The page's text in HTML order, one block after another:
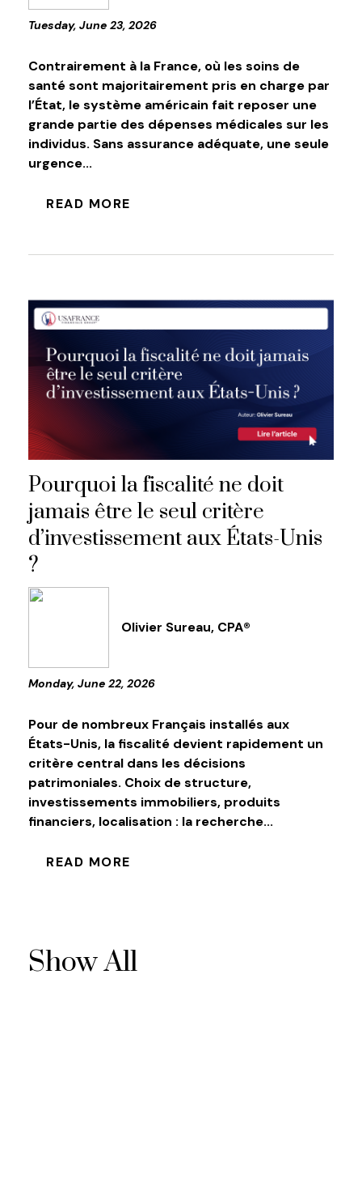
Tuesday, June 23, 2026
Contrairement à la France, où les soins de
santé sont majoritairement pris en charge par
l’État, le système américain fait reposer une
grande partie des dépenses médicales sur les
individus. Sans assurance adéquate, une seule
urgence...
READ MORE
Pourquoi la fiscalité ne doit
jamais être le seul critère
d’investissement aux États-Unis
?
Olivier Sureau, CPA®
Monday, June 22, 2026
Pour de nombreux Français installés aux
États-Unis, la fiscalité devient rapidement un
critère central dans les décisions
patrimoniales. Choix de structure,
investissements immobiliers, produits
financiers, localisation : la recherche...
READ MORE
Show All